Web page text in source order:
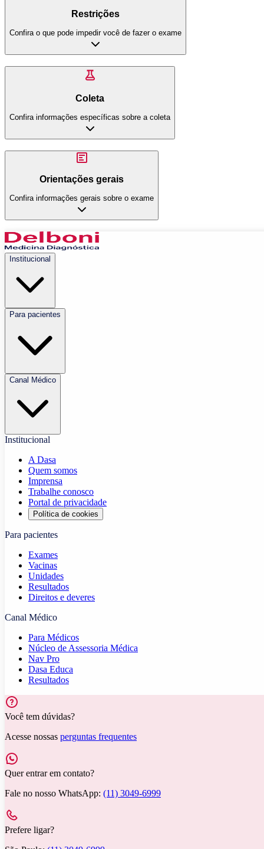
Restrições
Confira o que pode impedir você de fazer o exame
Coleta
Confira informações específicas sobre a coleta
Orientações gerais
Confira informações gerais sobre o exame
Institucional
Para pacientes
Canal Médico
Institucional
A Dasa
Quem somos
Imprensa
Trabalhe conosco
Portal de privacidade
Política de cookies
Para pacientes
Exames
Vacinas
Unidades
Resultados
Direitos e deveres
Canal Médico
Para Médicos
Núcleo de Assessoria Médica
Nav Pro
Dasa Educa
Resultados
Você tem dúvidas?
Acesse nossas perguntas frequentes
Quer entrar em contato?
Fale no nosso WhatsApp: (11) 3049-6999
Prefere ligar?